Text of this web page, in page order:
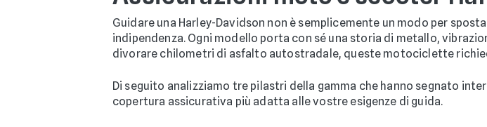
Guidare una Harley-Davidson non è semplicemente un modo per
indipendenza. Ogni modello porta con sé una storia di metallo,
divorare chilometri di asfalto autostradale, queste motociclette
Di seguito analizziamo tre pilastri della gamma che hanno segnato
copertura assicurativa più adatta alle vostre esigenze di guida.